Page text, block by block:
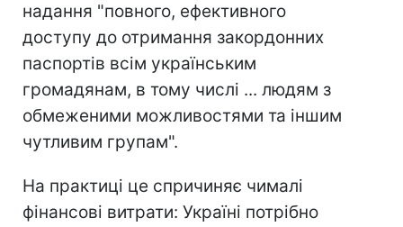
надання "повного, ефективного
доступу до отримання закордонних
паспортів всім українським
громадянам, в тому числі ... людям з
обмеженими можливостями та іншим
чутливим групам".
На практиці це спричиняє чималі
фінансові витрати: Україні потрібно